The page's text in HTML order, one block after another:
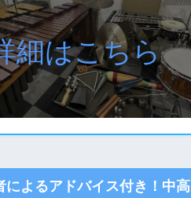
細はこちら
によるアドバイス付き！中高